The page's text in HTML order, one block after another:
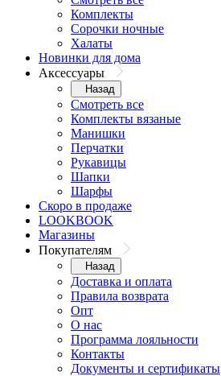
Комплекты
Сорочки ночные
Халаты
Новинки для дома
Аксессуары
Назад
Смотреть все
Комплекты вязаные
Манишки
Перчатки
Рукавицы
Шапки
Шарфы
Скоро в продаже
LOOKBOOK
Магазины
Покупателям
Назад
Доставка и оплата
Правила возврата
Опт
О нас
Программа лояльности
Контакты
Документы и сертификаты